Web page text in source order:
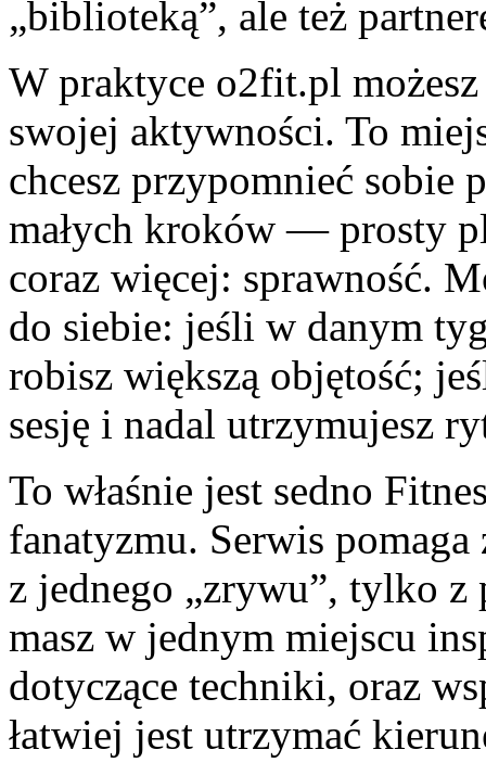
„biblioteką”, ale też
W praktyce o2fit.pl
swojej aktywności. To
chcesz przypomnieć sobie
małych kroków — prosty
coraz więcej: sprawność.
do siebie: jeśli w danym
robisz większą objętość;
sesję i nadal utrzymujesz
To właśnie jest sedno
fanatyzmu. Serwis
z jednego „zrywu”, tylko
masz w jednym miejscu
dotyczące techniki, oraz
łatwiej jest utrzymać